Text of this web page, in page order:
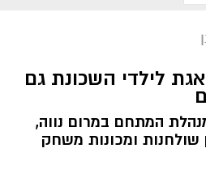
לילדי השכונת גם
המתחם במרום נווה,
שולחנות ומכונות משחק